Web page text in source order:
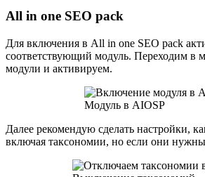
All in one SEO pack
Для включения в All in one SEO pack
соответствующий модуль. Переходим в
модули и активируем.
Модуль в AIOSP
Далее рекомендую сделать настройки,
включая таксономии, но если они